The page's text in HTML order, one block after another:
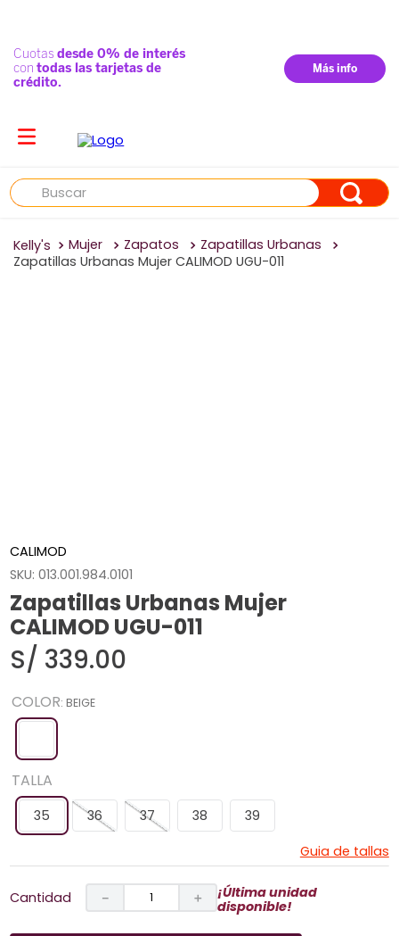
Buscar
Mujer Zapatos
Zapatillas Urbanas
Zapatillas Urbanas Mujer CALIMOD UGU-011
CALIMOD
SKU:013.001.984.0101
Zapatillas Urbanas Mujer
CALIMOD UGU-011
S/ 339.00
COLOR: BEIGE
TALLA
35 36 37 38
39
Guia de tallas
Cantidad ＋
－
¡Última unidad
disponible!